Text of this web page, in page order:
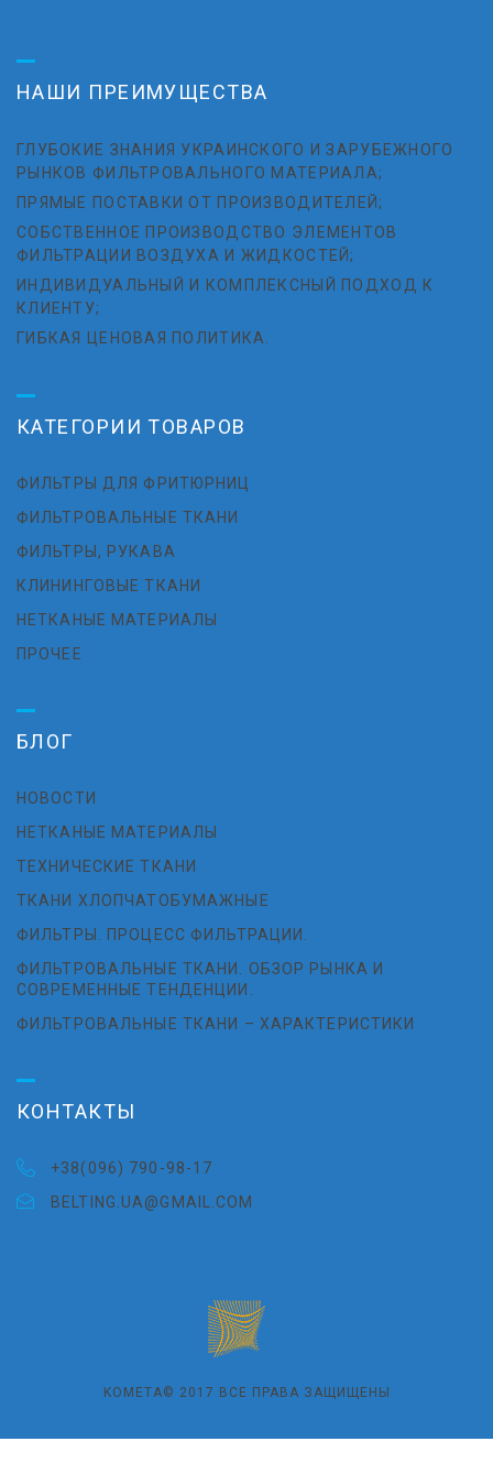
НАШИ ПРЕИМУЩЕСТВА
ГЛУБОКИЕ ЗНАНИЯ УКРАИНСКОГО И ЗАРУБЕЖНОГО
РЫНКОВ ФИЛЬТРОВАЛЬНОГО МАТЕРИАЛА;
ПРЯМЫЕ ПОСТАВКИ ОТ ПРОИЗВОДИТЕЛЕЙ;
СОБСТВЕННОЕ ПРОИЗВОДСТВО ЭЛЕМЕНТОВ
ФИЛЬТРАЦИИ ВОЗДУХА И ЖИДКОСТЕЙ;
ИНДИВИДУАЛЬНЫЙ И КОМПЛЕКСНЫЙ ПОДХОД К
КЛИЕНТУ;
ГИБКАЯ ЦЕНОВАЯ ПОЛИТИКА.
КАТЕГОРИИ ТОВАРОВ
ФИЛЬТРЫ ДЛЯ ФРИТЮРНИЦ
ФИЛЬТРОВАЛЬНЫЕ ТКАНИ
ФИЛЬТРЫ, РУКАВА
КЛИНИНГОВЫЕ ТКАНИ
НЕТКАНЫЕ МАТЕРИАЛЫ
ПРОЧЕЕ
БЛОГ
НОВОСТИ
НЕТКАНЫЕ МАТЕРИАЛЫ
ТЕХНИЧЕСКИЕ ТКАНИ
ТКАНИ ХЛОПЧАТОБУМАЖНЫЕ
ФИЛЬТРЫ. ПРОЦЕСС ФИЛЬТРАЦИИ.
ФИЛЬТРОВАЛЬНЫЕ ТКАНИ. ОБЗОР РЫНКА И
СОВРЕМЕННЫЕ ТЕНДЕНЦИИ.
ФИЛЬТРОВАЛЬНЫЕ ТКАНИ – ХАРАКТЕРИСТИКИ
КОНТАКТЫ
+38(096) 790-98-17
BELTING.UA@GMAIL.COM
KOMETA© 2017 ВСЕ ПРАВА ЗАЩИЩЕНЫ